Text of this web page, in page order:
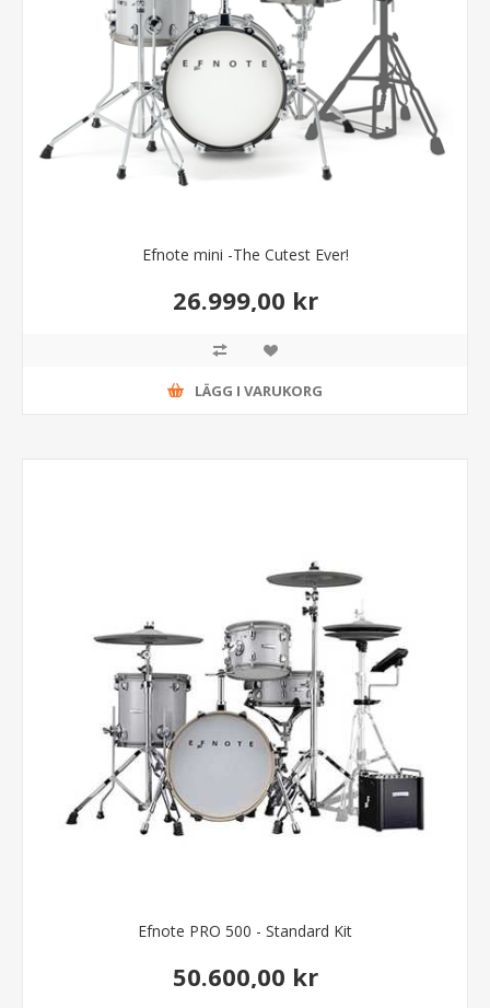
Efnote mini -The Cutest Ever!
26.999,00 kr
LÄGG I VARUKORG
Efnote PRO 500 - Standard Kit
50.600,00 kr